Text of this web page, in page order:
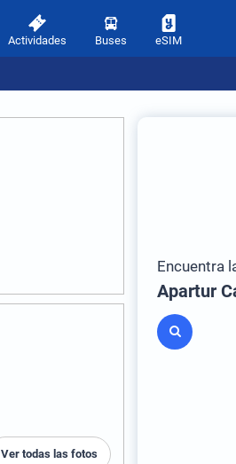
Actividades Buses eSIM
Ver todas las fotos
Encuentra
Apartur